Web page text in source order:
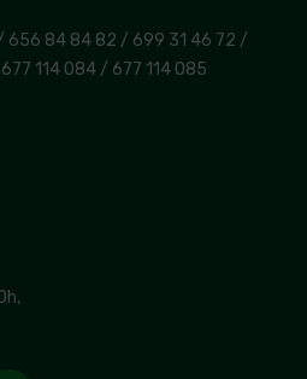
656 84 84 82 / 699 31 46 72 /
114 084 / 677 114 085